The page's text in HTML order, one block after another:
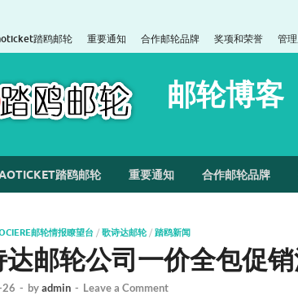
踏鸥邮轮 重要通知 合作邮轮品牌 奖项和荣誉 管
邮轮博客
踏鸥邮轮 重要通知 合作邮轮品牌
邮轮情报瞭望台 / 歌诗达邮轮 / 踏鸥新闻
达邮轮公司一价全包促
- byadmin - Leave a Comment